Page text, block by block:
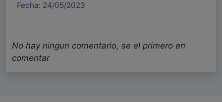
Fecha: 24/05/2023
Liuba Yamila Peña Galbán
Psiquiatría - Cuba
Fecha: 24/05/2023
No hay ningun comentario, se el primero en
comentar